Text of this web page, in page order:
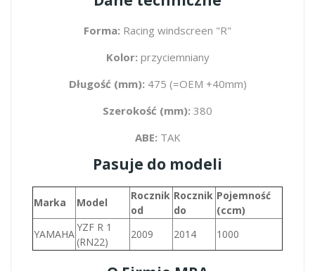
Forma: Racing windscreen "R"
Kolor: przyciemniany
Długość (mm): 475 (=OEM +40mm)
Szerokość (mm): 380
ABE: TAK
Pasuje do modeli
Marka Model
Rocznik
od
Rocznik
do
Pojemność
(ccm)
YAMAHA
YZF R 1
(RN22)
2009 2014 1000